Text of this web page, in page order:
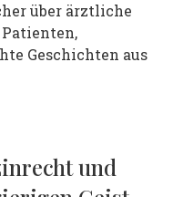
über ärztliche
Geschichten aus
und